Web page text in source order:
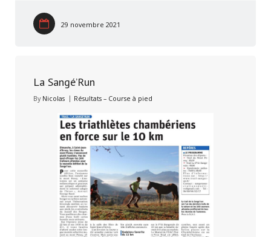
29 novembre 2021
La Sangé’Run
By Nicolas Résultats – Course à pied